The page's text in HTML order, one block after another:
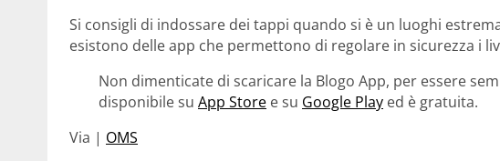
Si consigli di indossare dei tappi quando si è un luoghi
esistono delle app che permettono di regolare in sicurezza i
Non dimenticate di scaricare la Blogo App, per essere
disponibile su App Store e su Google Play ed è gratuita.
Via | OMS